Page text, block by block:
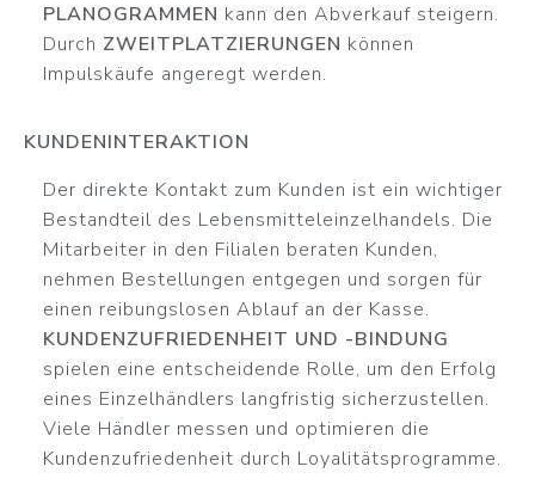
PLANOGRAMMEN kann den Abverkauf steigern.
Durch ZWEITPLATZIERUNGEN können
Impulskäufe angeregt werden.
KUNDENINTERAKTION
Der direkte Kontakt zum Kunden ist ein wichtiger
Bestandteil des Lebensmitteleinzelhandels. Die
Mitarbeiter in den Filialen beraten Kunden,
nehmen Bestellungen entgegen und sorgen für
einen reibungslosen Ablauf an der Kasse.
KUNDENZUFRIEDENHEIT UND -BINDUNG
spielen eine entscheidende Rolle, um den Erfolg
eines Einzelhändlers langfristig sicherzustellen.
Viele Händler messen und optimieren die
Kundenzufriedenheit durch Loyalitätsprogramme.